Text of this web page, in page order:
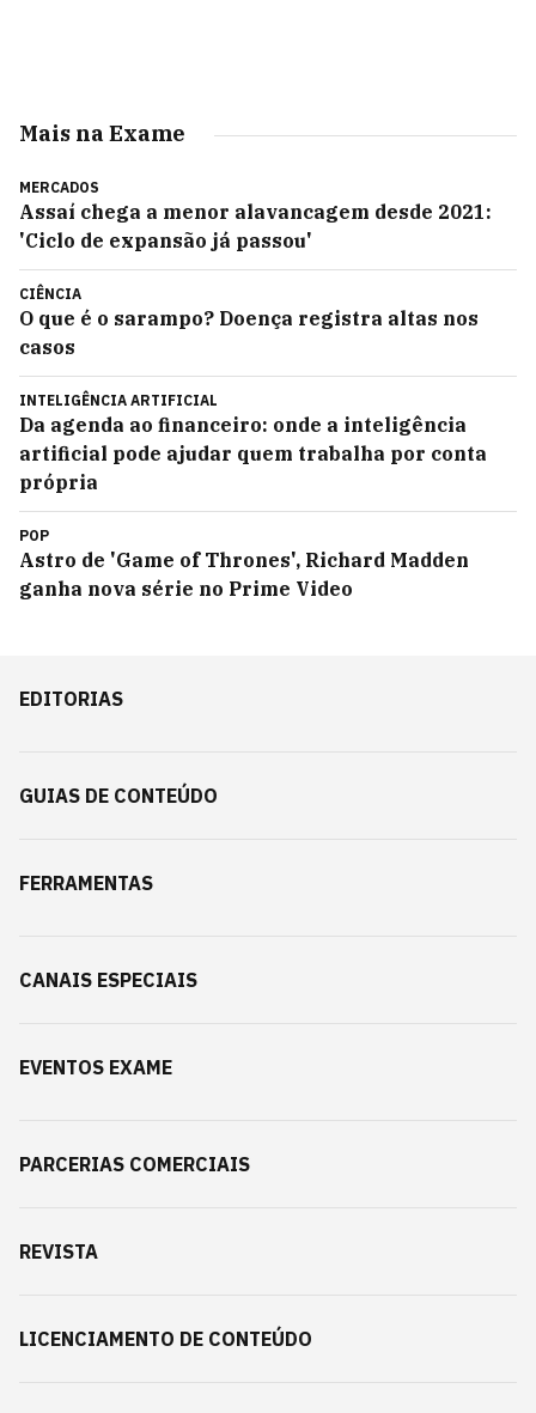
Mais na Exame
MERCADOS
Assaí chega a menor alavancagem desde 2021:
'Ciclo de expansão já passou'
CIÊNCIA
O que é o sarampo? Doença registra altas nos
casos
INTELIGÊNCIA ARTIFICIAL
Da agenda ao financeiro: onde a inteligência
artificial pode ajudar quem trabalha por conta
própria
POP
Astro de 'Game of Thrones', Richard Madden
ganha nova série no Prime Video
EDITORIAS
GUIAS DE CONTEÚDO
FERRAMENTAS
CANAIS ESPECIAIS
EVENTOS EXAME
PARCERIAS COMERCIAIS
REVISTA
LICENCIAMENTO DE CONTEÚDO